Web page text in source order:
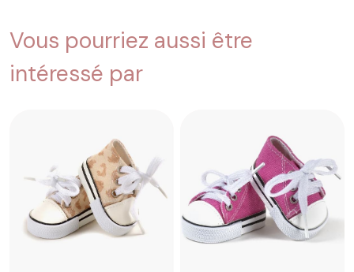
Vous pourriez aussi être
intéressé par